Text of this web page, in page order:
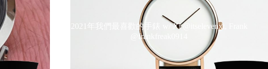
2021年我們最喜歡的手錶 w/ Xi @itselevenxi, Frank
@frankfreak0914